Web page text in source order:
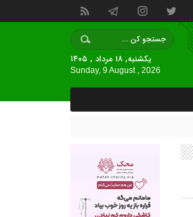
یکشنبه, ۱۸ مرداد , ۱۴۰۵
Sunday, 9 August , 2026